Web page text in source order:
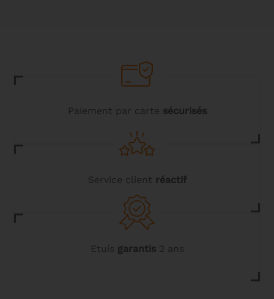
Paiement par carte sécurisés
Service client réactif
Etuis garantis2 ans